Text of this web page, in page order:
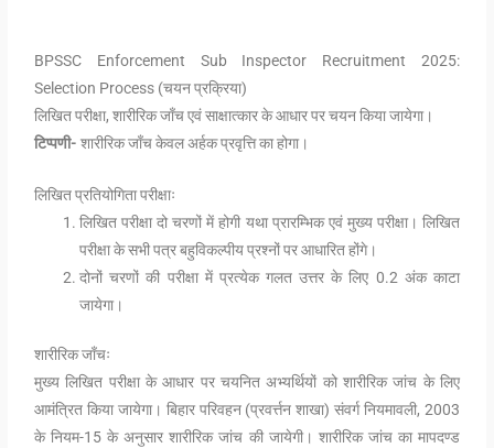
BPSSC Enforcement Sub Inspector Recruitment 2025:
Selection Process (चयन प्रक्रिया)
लिखित परीक्षा, शारीरिक जाँच एवं साक्षात्कार के आधार पर चयन किया जायेगा।
टिप्पणी- शारीरिक जाँच केवल अर्हक प्रवृत्ति का होगा।
लिखित प्रतियोगिता परीक्षाः
लिखित परीक्षा दो चरणों में होगी यथा प्रारम्भिक एवं मुख्य परीक्षा। लिखित
परीक्षा के सभी पत्र बहुविकल्पीय प्रश्नों पर आधारित होंगे।
दोनों चरणों की परीक्षा में प्रत्येक गलत उत्तर के लिए 0.2 अंक काटा
जायेगा।
शारीरिक जाँचः
मुख्य लिखित परीक्षा के आधार पर चयनित अभ्यर्थियों को शारीरिक जांच के लिए
आमंत्रित किया जायेगा। बिहार परिवहन (प्रवर्त्तन शाखा) संवर्ग नियमावली, 2003
के नियम-15 के अनुसार शारीरिक जांच की जायेगी। शारीरिक जांच का मापदण्ड